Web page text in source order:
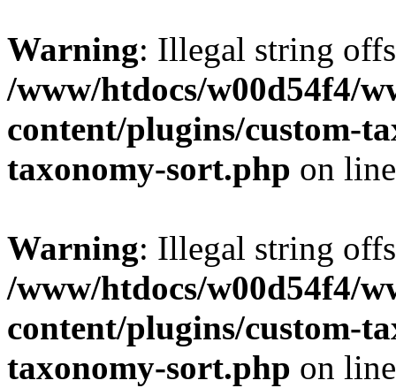
Warning: Illegal string
/www/htdocs/w00d54f4/
content/plugins/custom-
taxonomy-sort.php on
Warning: Illegal string
/www/htdocs/w00d54f4/
content/plugins/custom-
taxonomy-sort.php on